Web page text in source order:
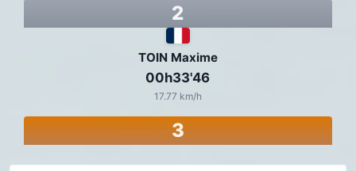
2
TOIN Maxime
00h33'46
17.77 km/h
3